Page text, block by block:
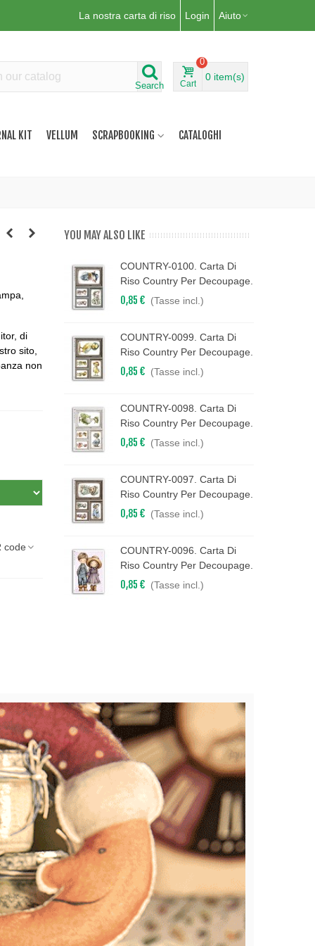
La nostra carta di riso Login Aiuto
Search Cart
0
0 item(s)
KIT VELLUM SCRAPBOOKING CATALOGHI
di
sito,
non
code
YOU MAY ALSO LIKE
COUNTRY-0100. Carta Di
Riso Country Per Decoupage.
0,85 € (Tasse incl.)
COUNTRY-0099. Carta Di
Riso Country Per Decoupage.
0,85 € (Tasse incl.)
COUNTRY-0098. Carta Di
Riso Country Per Decoupage.
0,85 € (Tasse incl.)
COUNTRY-0097. Carta Di
Riso Country Per Decoupage.
0,85 € (Tasse incl.)
COUNTRY-0096. Carta Di
Riso Country Per Decoupage.
0,85 € (Tasse incl.)